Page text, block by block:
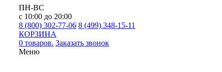
ПН-ВС
с 10:00 до 20:00
8 (800) 302-77-06 8 (499) 348-15-11
КОРЗИНА
0 товаров. Заказать звонок
Меню